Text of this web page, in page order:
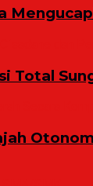
Total